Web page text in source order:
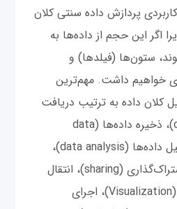
پردازش داده سنتی کلان
اگر این حجم از داده‌ها به
ستون‌ها (فیلدها) و
خواهیم داشت. مهم‌ترین
کلان داده‌ به ترتیب دریافت
داده‌ها (capturing data)، ذخیره داده‌ها (data
storage)، تجزیه و تحلیل داده‌ها (data analysis)،
جست‌وجو (search)، اشتراک‌گذاری (sharing)، انتقال
(transfer)، مصورسازی (Visualization)، اجرای